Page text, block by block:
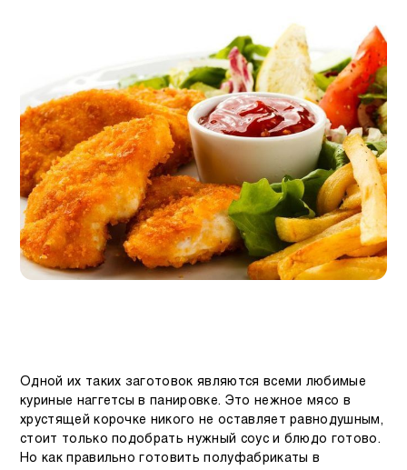
Одной их таких заготовок являются всеми любимые
куриные наггетсы в панировке. Это нежное мясо в
хрустящей корочке никого не оставляет равнодушным,
стоит только подобрать нужный соус и блюдо готово.
Но как правильно готовить полуфабрикаты в